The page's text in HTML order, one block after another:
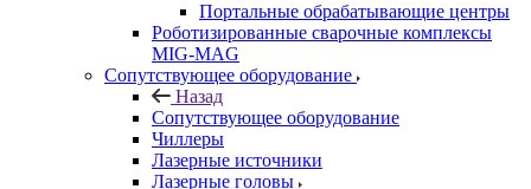
Портальные обрабатывающие центры
Роботизированные сварочные комплексы
MIG-MAG
Сопутствующее оборудование
Назад
Сопутствующее оборудование
Чиллеры
Лазерные источники
Лазерные головы